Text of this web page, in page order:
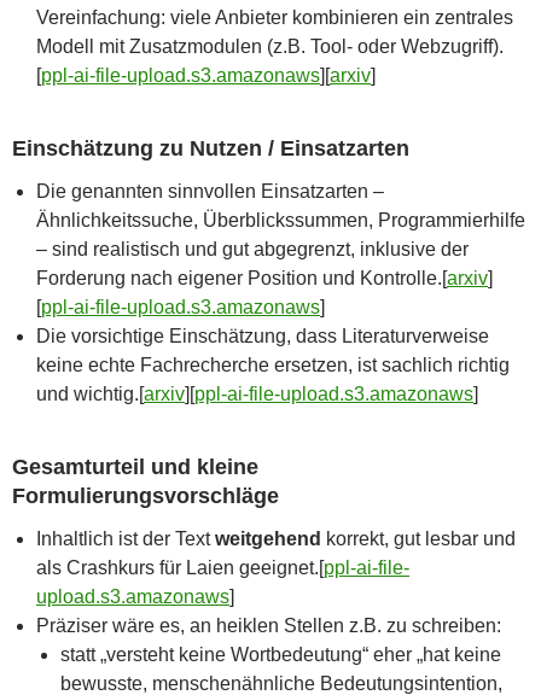
Vereinfachung: viele Anbieter kombinieren ein zentrales
Modell mit Zusatzmodulen (z.B. Tool- oder Webzugriff).
[ppl-ai-file-upload.s3.amazonaws]​[arxiv]​
Einschätzung zu Nutzen / Einsatzarten
Die genannten sinnvollen Einsatzarten –
Ähnlichkeitssuche, Überblickssummen, Programmierhilfe
– sind realistisch und gut abgegrenzt, inklusive der
Forderung nach eigener Position und Kontrolle.[arxiv]​
[ppl-ai-file-upload.s3.amazonaws]​
Die vorsichtige Einschätzung, dass Literaturverweise
keine echte Fachrecherche ersetzen, ist sachlich richtig
und wichtig.[arxiv]​[ppl-ai-file-upload.s3.amazonaws]​
Gesamturteil und kleine
Formulierungsvorschläge
Inhaltlich ist der Textweitgehend korrekt, gut lesbar und
als Crashkurs für Laien geeignet.[ppl-ai-file-
upload.s3.amazonaws]​
Präziser wäre es, an heiklen Stellen z.B. zu schreiben:
statt „versteht keine Wortbedeutung“ eher „hat keine
bewusste, menschenähnliche Bedeutungsintention,